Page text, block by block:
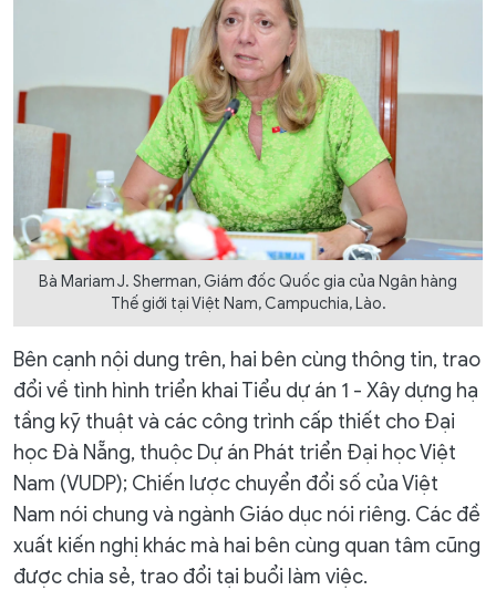
Bà Mariam J. Sherman, Giám đốc Quốc gia của Ngân hàng
Thế giới tại Việt Nam, Campuchia, Lào.
Bên cạnh nội dung trên, hai bên cùng thông tin, trao
đổi về tình hình triển khai Tiểu dự án 1 - Xây dựng hạ
tầng kỹ thuật và các công trình cấp thiết cho Đại
học Đà Nẵng, thuộc Dự án Phát triển Đại học Việt
Nam (VUDP); Chiến lược chuyển đổi số của Việt
Nam nói chung và ngành Giáo dục nói riêng. Các đề
xuất kiến nghị khác mà hai bên cùng quan tâm cũng
được chia sẻ, trao đổi tại buổi làm việc.